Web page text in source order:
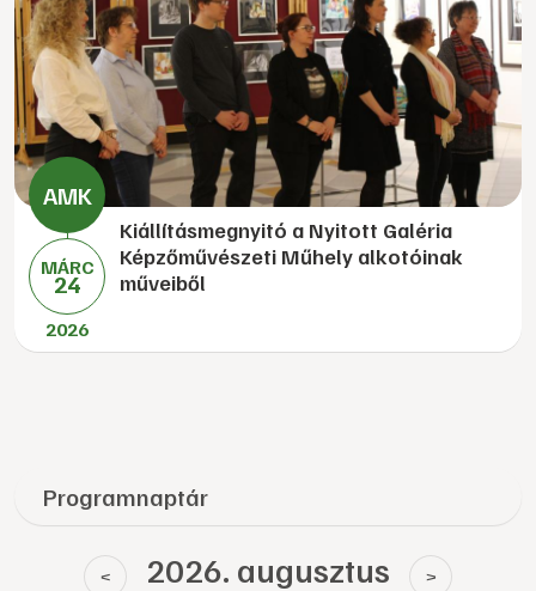
MÁRC
24
2026
Kiállításmegnyitó a Nyitott Galéria
Képzőművészeti Műhely alkotóinak
műveiből
Programnaptár
< 2026. augusztus >